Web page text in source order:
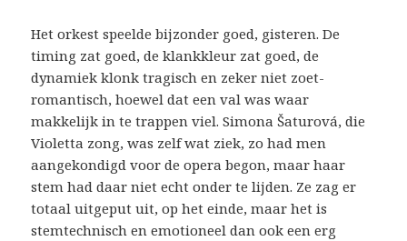
Het orkest speelde bijzonder goed, gisteren. De
timing zat goed, de klankkleur zat goed, de
dynamiek klonk tragisch en zeker niet zoet-
romantisch, hoewel dat een val was waar
makkelijk in te trappen viel. Simona Šaturová, die
Violetta zong, was zelf wat ziek, zo had men
aangekondigd voor de opera begon, maar haar
stem had daar niet echt onder te lijden. Ze zag er
totaal uitgeput uit, op het einde, maar het is
stemtechnisch en emotioneel dan ook een erg